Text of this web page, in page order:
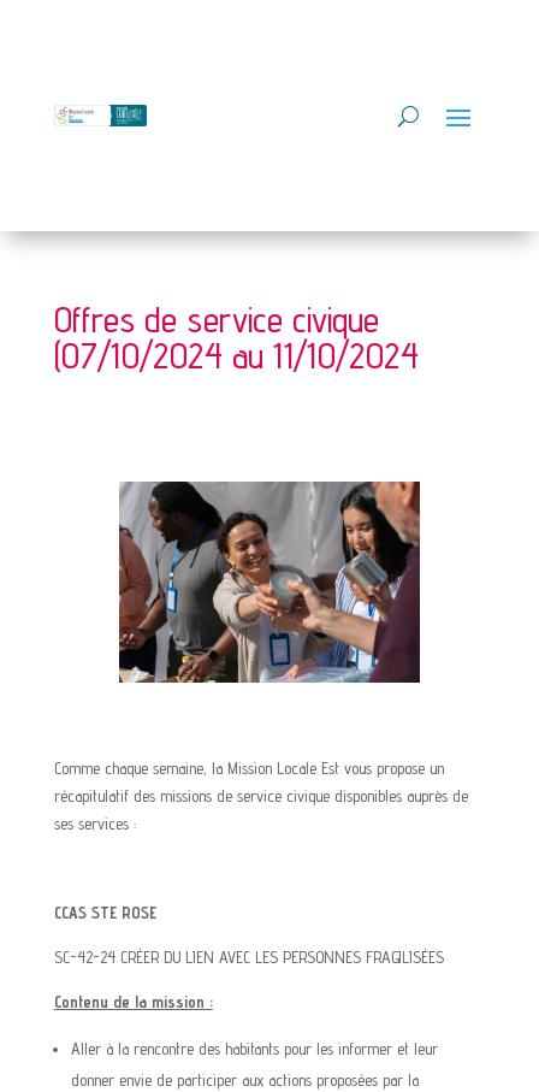
Offres de service civique
(07/10/2024 au 11/10/2024
Comme chaque semaine, la Mission Locale Est vous propose un
récapitulatif des missions de service civique disponibles auprès de
ses services :
CCAS STE ROSE
SC-42-24 CRÉER DU LIEN AVEC LES PERSONNES FRAGILISÉES
Contenu de la mission :
Aller à la rencontre des habitants pour les informer et leur
donner envie de participer aux actions proposées par la